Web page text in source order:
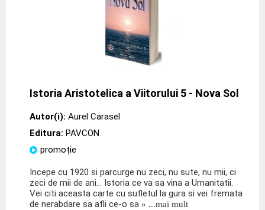
Istoria Aristotelica a Viitorului 5 - Nova Sol
Autor(i): Aurel Carasel
Editura: PAVCON
promoție
Incepe cu 1920 si parcurge nu zeci, nu sute, nu mii, ci
zeci de mii de ani... Istoria ce va sa vina a Umanitatii.
Vei citi aceasta carte cu sufletul la gura si vei fremata
de nerabdare sa afli ce-o sa » ...mai mult